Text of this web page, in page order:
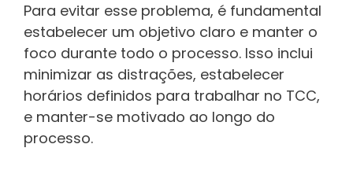
Para evitar esse problema, é fundamental
estabelecer um objetivo claro e manter o
foco durante todo o processo. Isso inclui
minimizar as distrações, estabelecer
horários definidos para trabalhar no TCC,
e manter-se motivado ao longo do
processo.